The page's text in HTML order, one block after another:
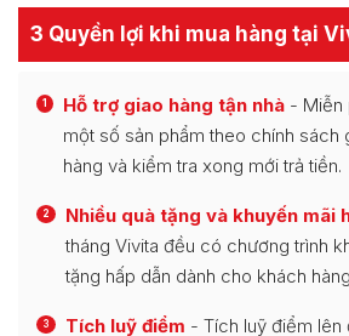
3 Quyền lợi khi mua hàng tại
1 Hỗ trợ giao hàng tận nhà - Miễn
một số sản phẩm theo chính sách
hàng và kiểm tra xong mới trả tiền.
2 Nhiều quà tặng và khuyến mãi
tháng Vivita đều có chương trình
tặng hấp dẫn dành cho khách
3 Tích luỹ điểm - Tích luỹ điểm